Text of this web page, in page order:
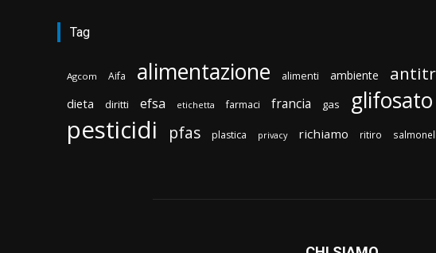
Tag
Agcom Aifa alimentazione alimenti ambiente
dieta diritti efsa etichetta farmaci francia gas glifosato
pesticidi pfas plastica privacy richiamo ritiro